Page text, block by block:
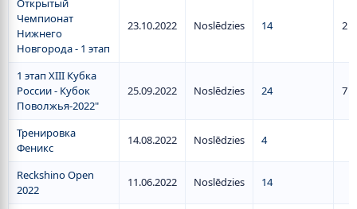
Открытый
Чемпионат
Нижнего
Новгорода - 1 этап
23.10.2022 Noslēdzies 14 2
1 этап XIII Кубка
России - Кубок
Поволжья-2022"
25.09.2022 Noslēdzies 24 7
Тренировка
Феникс
14.08.2022 Noslēdzies 4
Reckshino Open
2022
11.06.2022 Noslēdzies 14